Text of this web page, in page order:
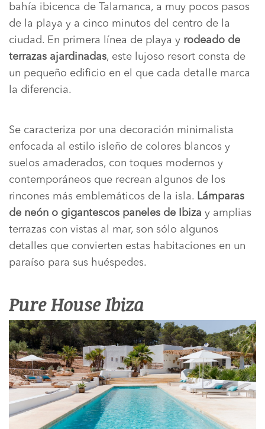
bahía ibicenca de Talamanca, a muy pocos pasos
de la playa y a cinco minutos del centro de la
ciudad. En primera línea de playa y rodeado de
terrazas ajardinadas, este lujoso resort consta de
un pequeño edificio en el que cada detalle marca
la diferencia.
Se caracteriza por una decoración minimalista
enfocada al estilo isleño de colores blancos y
suelos amaderados, con toques modernos y
contemporáneos que recrean algunos de los
rincones más emblemáticos de la isla. Lámparas
de neón o gigantescos paneles de Ibiza y amplias
terrazas con vistas al mar, son sólo algunos
detalles que convierten estas habitaciones en un
paraíso para sus huéspedes.
Pure House Ibiza